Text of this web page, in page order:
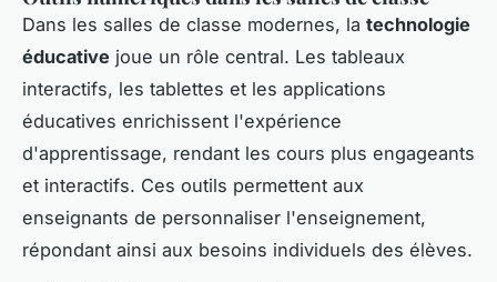
Dans les salles de classe modernes, la technologie
éducative joue un rôle central. Les tableaux
interactifs, les tablettes et les applications
éducatives enrichissent l'expérience
d'apprentissage, rendant les cours plus engageants
et interactifs. Ces outils permettent aux
enseignants de personnaliser l'enseignement,
répondant ainsi aux besoins individuels des élèves.